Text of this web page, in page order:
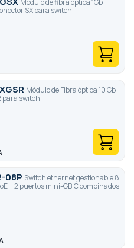
Módulo de fibra óptica 1Gb
SX para switch
Módulo de Fibra óptica 10 Gb
para switch
08P Switch ethernet gestionable 8
+ 2 puertos mini-GBIC combinados